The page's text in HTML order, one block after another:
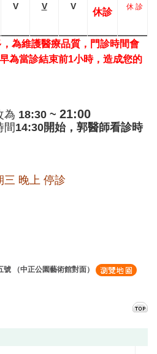
V V V
休診 休 診
為維護醫療品質，門診時間會
為當診結束前1小時，造成您的
為 18:30 ~ 21:00
間14:30開始， 郭醫師看診時
三 晚上 停診
（中正公園藝術館對面）